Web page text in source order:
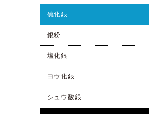
硫化銀
銀粉
塩化銀
ヨウ化銀
シュウ酸銀